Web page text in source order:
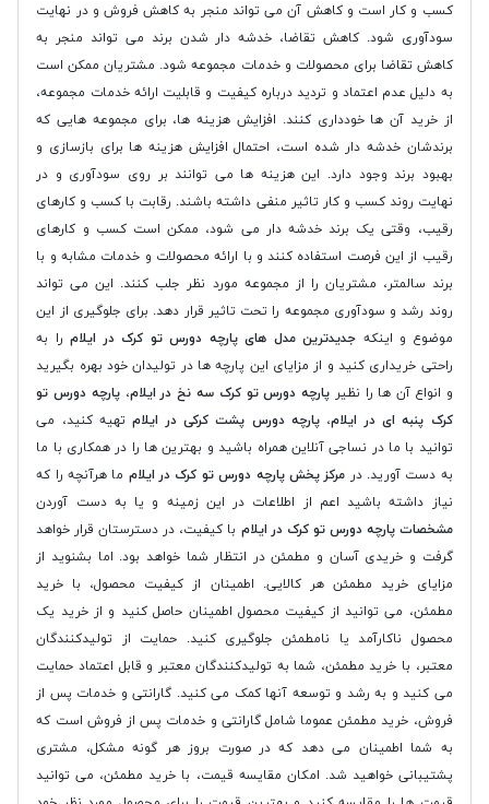
کسب و کار است و کاهش آن می تواند منجر به کاهش فروش و در نهایت
سودآوری شود. کاهش تقاضا، خدشه دار شدن برند می تواند منجر به
کاهش تقاضا برای محصولات و خدمات مجموعه شود. مشتریان ممکن است
به دلیل عدم اعتماد و تردید درباره کیفیت و قابلیت ارائه خدمات مجموعه،
از خرید آن ها خودداری کنند. افزایش هزینه ها، برای مجموعه هایی که
برندشان خدشه دار شده است، احتمال افزایش هزینه ها برای بازسازی و
بهبود برند وجود دارد. این هزینه ها می توانند بر روی سودآوری و در
نهایت روند کسب و کار تاثیر منفی داشته باشند. رقابت با کسب و کارهای
رقیب، وقتی یک برند خدشه دار می شود، ممکن است کسب و کارهای
رقیب از این فرصت استفاده کنند و با ارائه محصولات و خدمات مشابه و با
برند سالمتر، مشتریان را از مجموعه مورد نظر جلب کنند. این می تواند
روند رشد و سودآوری مجموعه را تحت تاثیر قرار دهد. برای جلوگیری از این
موضوع و اینکه جدیدترین مدل های پارچه دورس تو کرک در ایلامرا به
راحتی خریداری کنید و از مزایای این پارچه ها در تولیدان خود بهره بگیرید
و انواع آن ها را نظیر پارچه دورس تو کرک سه نخ در ایلام، پارچه دورس تو
کرک پنبه ای در ایلام، پارچه دورس پشت کرکی در ایلامتهیه کنید، می
توانید با ما در نساجی آنلاین همراه باشید و بهترین ها را در همکاری با ما
به دست آورید. در مرکز پخش پارچه دورس تو کرک در ایلام ما هرآنچه را که
نیاز داشته باشید اعم از اطلاعات در این زمینه و یا به دست آوردن
مشخصات پارچه دورس تو کرک در ایلام با کیفیت، در دسترستان قرار خواهد
گرفت و خریدی آسان و مطمئن در انتظار شما خواهد بود. اما بشنوید از
مزایای خرید مطمئن هر کالایی. اطمینان از کیفیت محصول، با خرید
مطمئن، می توانید از کیفیت محصول اطمینان حاصل کنید و از خرید یک
محصول ناکارآمد یا نامطمئن جلوگیری کنید. حمایت از تولیدکنندگان
معتبر، با خرید مطمئن، شما به تولیدکنندگان معتبر و قابل اعتماد حمایت
می کنید و به رشد و توسعه آنها کمک می کنید. گارانتی و خدمات پس از
فروش، خرید مطمئن عموما شامل گارانتی و خدمات پس از فروش است که
به شما اطمینان می دهد که در صورت بروز هر گونه مشکل، مشتری
پشتیبانی خواهید شد. امکان مقایسه قیمت، با خرید مطمئن، می توانید